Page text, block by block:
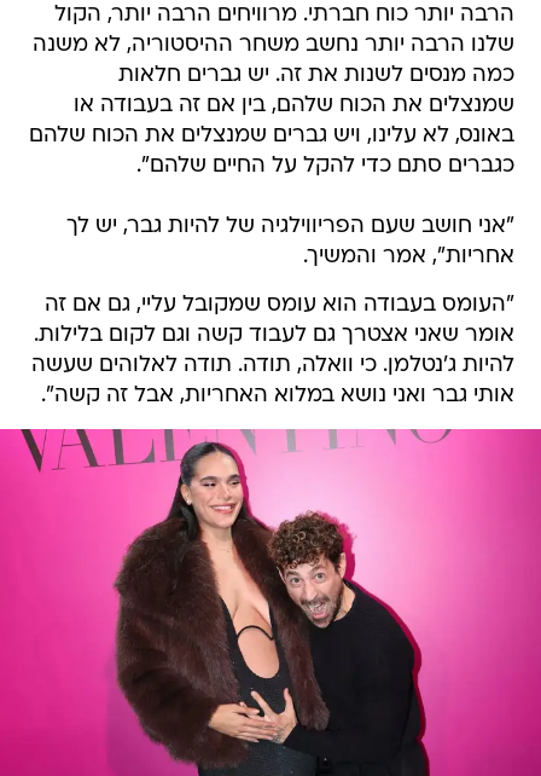
הרבה יותר כוח חברתי. מרוויחים הרבה יותר, הקול
שלנו הרבה יותר נחשב משחר ההיסטוריה, לא משנה
כמה מנסים לשנות את זה. יש גברים חלאות
שמנצלים את הכוח שלהם, בין אם זה בעבודה או
באונס, לא עלינו, ויש גברים שמנצלים את הכוח שלהם
כגברים סתם כדי להקל על החיים שלהם".
"אני חושב שעם הפריווילגיה של להיות גבר, יש לך
אחריות", אמר והמשיך.
"העומס בעבודה הוא עומס שמקובל עליי, גם אם זה
אומר שאני אצטרך גם לעבוד קשה וגם לקום בלילות.
להיות ג'נטלמן. כי וואלה, תודה. תודה לאלוהים שעשה
אותי גבר ואני נושא במלוא האחריות, אבל זה קשה".